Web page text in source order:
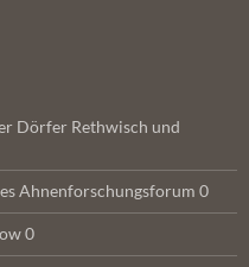
Dörfer Rethwisch und
Ahnenforschungsforum 0
0